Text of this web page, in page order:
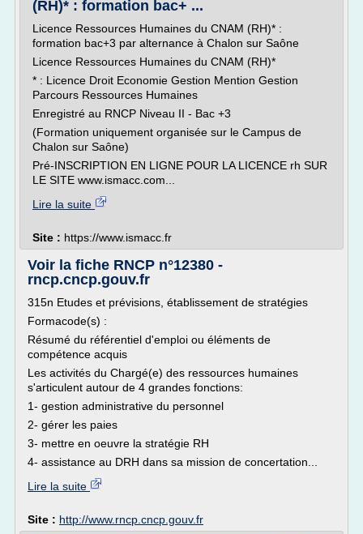
(RH)* : formation bac+ ...
Licence Ressources Humaines du CNAM (RH)* :
formation bac+3 par alternance à Chalon sur Saône
Licence Ressources Humaines du CNAM (RH)*
* : Licence Droit Economie Gestion Mention Gestion
Parcours Ressources Humaines
Enregistré au RNCP Niveau II - Bac +3
(Formation uniquement organisée sur le Campus de
Chalon sur Saône)
Pré-INSCRIPTION EN LIGNE POUR LA LICENCE rh SUR
LE SITE www.ismacc.com...
Lire la suite
Site : https://www.ismacc.fr
Voir la fiche RNCP n°12380 -
rncp.cncp.gouv.fr
315n Etudes et prévisions, établissement de stratégies
Formacode(s) :
Résumé du référentiel d'emploi ou éléments de
compétence acquis
Les activités du Chargé(e) des ressources humaines
s'articulent autour de 4 grandes fonctions:
1- gestion administrative du personnel
2- gérer les paies
3- mettre en oeuvre la stratégie RH
4- assistance au DRH dans sa mission de concertation...
Lire la suite
Site : http://www.rncp.cncp.gouv.fr